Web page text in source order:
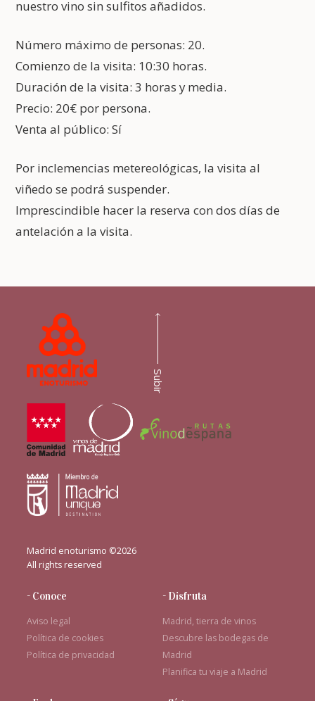
nuestro vino sin sulfitos añadidos.
Número máximo de personas: 20.
Comienzo de la visita: 10:30 horas.
Duración de la visita: 3 horas y media.
Precio: 20€ por persona.
Venta al público: Sí
Por inclemencias metereológicas, la visita al
viñedo se podrá suspender.
Imprescindible hacer la reserva con dos días de
antelación a la visita.
Madrid enoturismo ©2026
All rights reserved
- Conoce
Aviso legal
Política de cookies
Política de privacidad
- Disfruta
Madrid, tierra de vinos
Descubre las bodegas de
Madrid
Planifica tu viaje a Madrid
Subir